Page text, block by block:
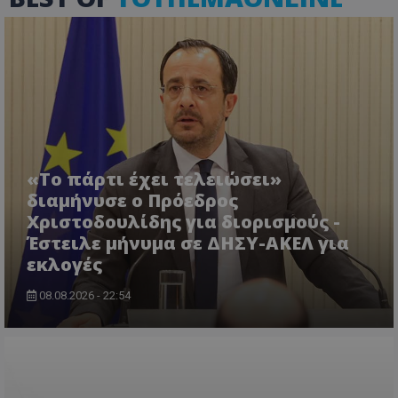
«Το πάρτι έχει τελειώσει»
διαμήνυσε ο Πρόεδρος
Χριστοδουλίδης για διορισμούς -
Έστειλε μήνυμα σε ΔΗΣΥ-ΑΚΕΛ για
εκλογές
08.08.2026 - 22:54
VISITOR_PRIVACY_METADATA